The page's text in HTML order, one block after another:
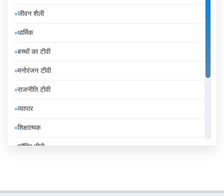
इटली
इंडोनेशिया
इथियोपिया
इराक
ईरान
उज़्बेकिस्तान
उरुग्वे
जीवन शैली
धार्मिक
बच्चों का टीवी
मनोरंजन टीवी
राजनीति टीवी
व्यापार
शिक्षात्मक
शॉपिंग टीवी